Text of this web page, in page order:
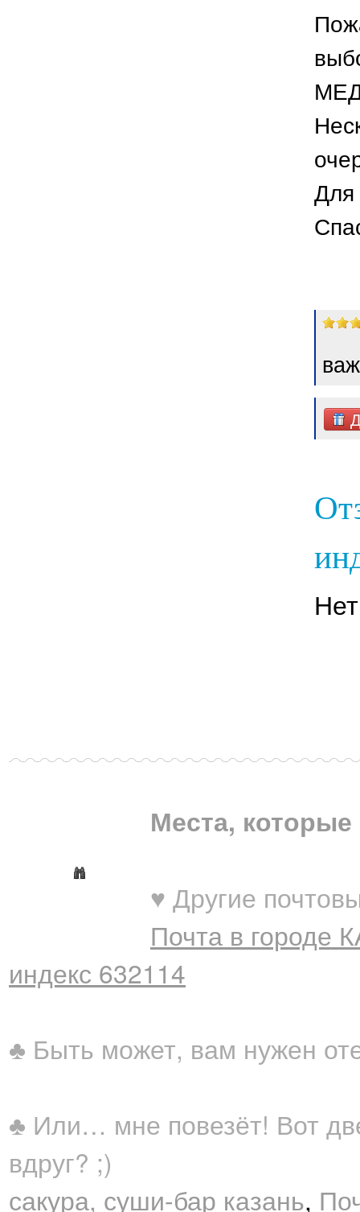
Для
Места, которые
♥ Другие
Почта в городе
индекс 632114
♣ Быть может, вам нужен
♣ Или… мне повезёт! Вот
вдруг? ;)
сакура, суши-бар казань,